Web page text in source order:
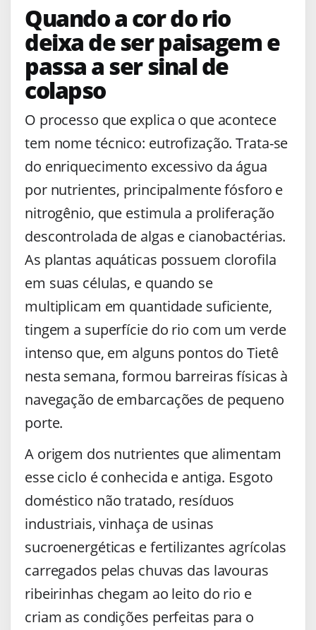
Quando a cor do rio
deixa de ser paisagem e
passa a ser sinal de
colapso
O processo que explica o que acontece
tem nome técnico: eutrofização. Trata-se
do enriquecimento excessivo da água
por nutrientes, principalmente fósforo e
nitrogênio, que estimula a proliferação
descontrolada de algas e cianobactérias.
As plantas aquáticas possuem clorofila
em suas células, e quando se
multiplicam em quantidade suficiente,
tingem a superfície do rio com um verde
intenso que, em alguns pontos do Tietê
nesta semana, formou barreiras físicas à
navegação de embarcações de pequeno
porte.
A origem dos nutrientes que alimentam
esse ciclo é conhecida e antiga. Esgoto
doméstico não tratado, resíduos
industriais, vinhaça de usinas
sucroenergéticas e fertilizantes agrícolas
carregados pelas chuvas das lavouras
ribeirinhas chegam ao leito do rio e
criam as condições perfeitas para o